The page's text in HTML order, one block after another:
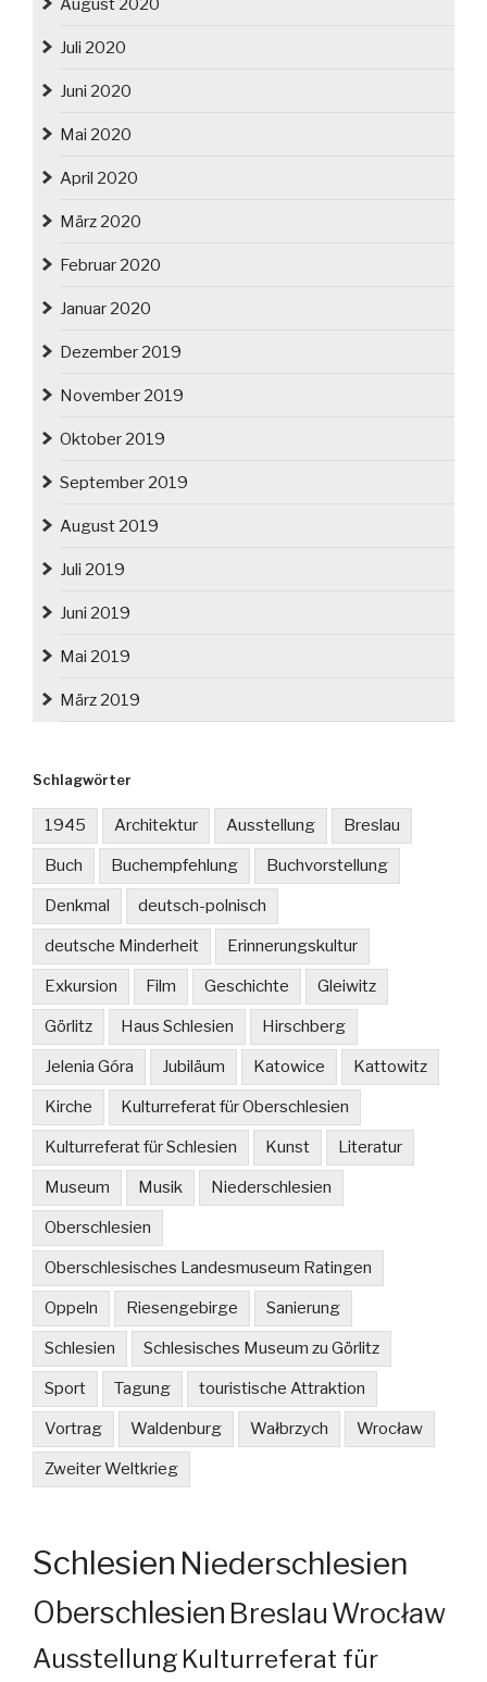
Juli 2020
Juni 2020
Mai 2020
April 2020
März 2020
Februar 2020
Januar 2020
Dezember 2019
November 2019
Oktober 2019
September 2019
August 2019
Juli 2019
Juni 2019
Mai 2019
März 2019
Schlagwörter
1945 Architektur Ausstellung Breslau
Buch Buchempfehlung Buchvorstellung
Denkmal deutsch-polnisch
deutsche Minderheit Erinnerungskultur
Exkursion Film Geschichte Gleiwitz
Görlitz Haus Schlesien Hirschberg
Jelenia Góra Jubiläum Katowice Kattowitz
Kirche Kulturreferat für Oberschlesien
Kulturreferat für Schlesien Kunst Literatur
Museum Musik Niederschlesien
Oberschlesien
Oberschlesisches Landesmuseum Ratingen
Oppeln Riesengebirge Sanierung
Schlesien Schlesisches Museum zu Görlitz
Sport Tagung touristische Attraktion
Vortrag Waldenburg Wałbrzych Wrocław
Zweiter Weltkrieg
Schlesien Niederschlesien
Oberschlesien Breslau Wrocław
Ausstellung Kulturreferat für